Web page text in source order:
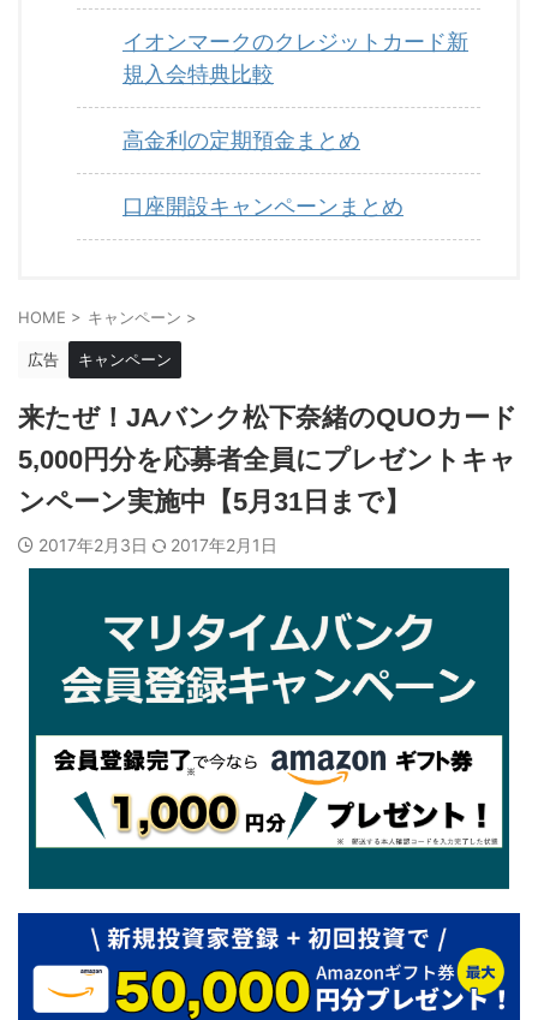
イオンマークのクレジットカード新
規入会特典比較
高金利の定期預金まとめ
口座開設キャンペーンまとめ
HOME > キャンペーン >
広告 キャンペーン
来たぜ！JAバンク松下奈緒のQUOカード
5,000円分を応募者全員にプレゼントキャ
ンペーン実施中【5月31日まで】
2017年2月3日 2017年2月1日